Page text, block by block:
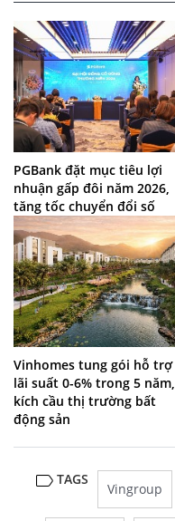
PGBank đặt mục tiêu lợi
nhuận gấp đôi năm 2026,
tăng tốc chuyển đổi số
Vinhomes tung gói hỗ trợ
lãi suất 0-6% trong 5 năm,
kích cầu thị trường bất
động sản
TAGS
Vingroup